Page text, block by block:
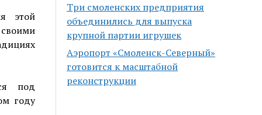
этой
под
году
Три смоленских предприятия
объединились для выпуска
крупной партии игрушек
Аэропорт «Смоленск-Северный»
готовится к масштабной
реконструкции